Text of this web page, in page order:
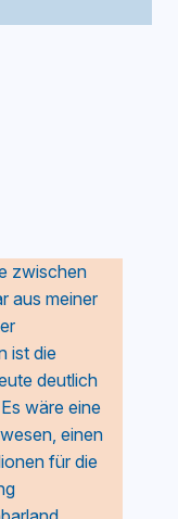
zwischen
aus meiner
ist die
deutlich
wäre eine
einen
für die